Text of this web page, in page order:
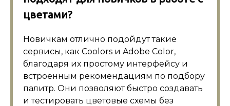
цветами?
Новичкам отлично подойдут такие
сервисы, как Coolors и Adobe Color,
благодаря их простому интерфейсу и
встроенным рекомендациям по подбору
палитр. Они позволяют быстро создавать
и тестировать цветовые схемы без